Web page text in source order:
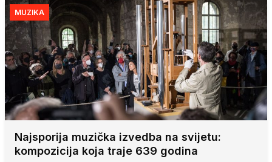
MUZIKA
Najsporija muzička izvedba na svijetu:
kompozicija koja traje 639 godina